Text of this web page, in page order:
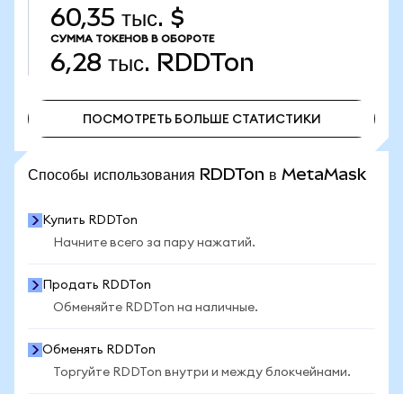
60,35 тыс. $
СУММА ТОКЕНОВ В ОБОРОТЕ
6,28 тыс. RDDTon
ПОСМОТРЕТЬ БОЛЬШЕ СТАТИСТИКИ
Способы использования RDDTon в MetaMask
Купить RDDTon
Начните всего за пару нажатий.
Продать RDDTon
Обменяйте RDDTon на наличные.
Обменять RDDTon
Торгуйте RDDTon внутри и между блокчейнами.